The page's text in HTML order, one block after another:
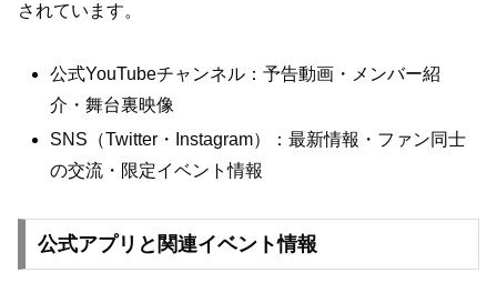
されています。
公式YouTubeチャンネル：予告動画・メンバー紹
介・舞台裏映像
SNS（Twitter・Instagram）：最新情報・ファン同士
の交流・限定イベント情報
公式アプリと関連イベント情報